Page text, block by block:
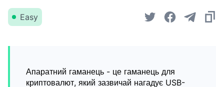
Easy
Апаратний гаманець - це гаманець для
криптовалют, який зазвичай нагадує USB-